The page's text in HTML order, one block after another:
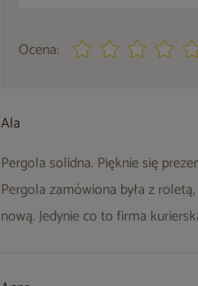
Ocena:
Ala
Pergola solidna. Pięknie się
Pergola zamówiona była z
nową. Jedynie co to firma